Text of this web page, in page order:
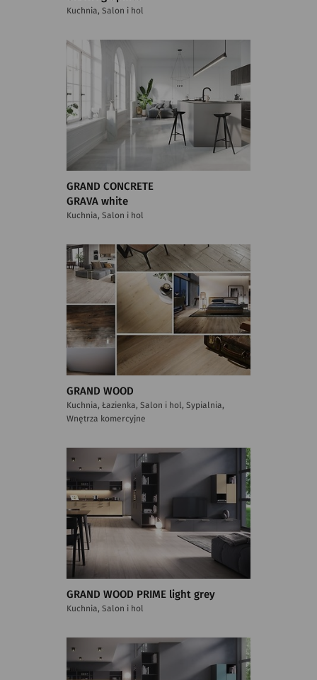
Kuchnia, Salon i hol
GRAND CONCRETE
GRAVA white
Kuchnia, Salon i hol
GRAND WOOD
Kuchnia, Łazienka, Salon i hol, Sypialnia,
Wnętrza komercyjne
GRAND WOOD PRIME light grey
Kuchnia, Salon i hol